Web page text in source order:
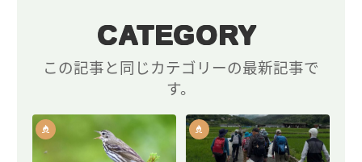
CATEGORY
この記事と同じカテゴリーの最新記事で
す。